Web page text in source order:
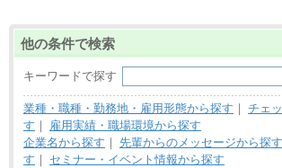
他の条件で検索
キーワードで探す
業種・職種・勤務地・雇用形態から探す ｜ チェ
す ｜
雇用実績・職場環境から探す
企業名から探す ｜ 先輩からのメッセージから探す
す ｜ セミナー・イベント情報から探す